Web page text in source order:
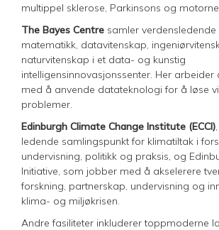
multippel sklerose, Parkinsons og
The Bayes Centre samler verdensledende
matematikk, datavitenskap,
naturvitenskap i et data- og kunstig
intelligensinnovasjonssenter. Her arbeider
med å anvende datateknologi for å løse
problemer.
Edinburgh Climate Change Institute (ECCI)
ledende samlingspunkt for klimatiltak i
undervisning, politikk og praksis, og
Initiative, som jobber med å akselerere
forskning, partnerskap, undervisning og
klima- og miljøkrisen.
Andre fasiliteter inkluderer toppmoderne